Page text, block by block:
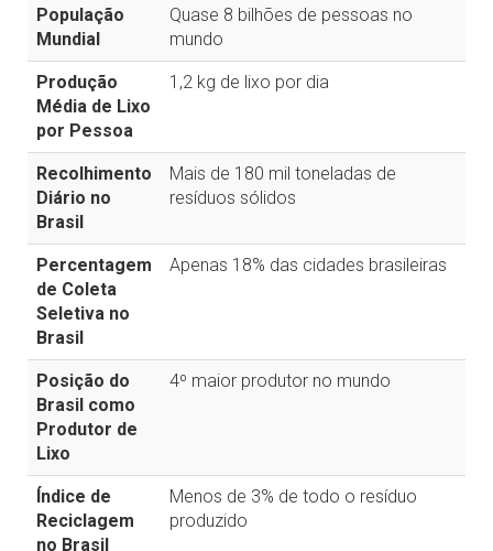
População
Mundial
Quase 8 bilhões de pessoas no
mundo
Produção
Média de Lixo
por Pessoa
1,2 kg de lixo por dia
Recolhimento
Diário no
Brasil
Mais de 180 mil toneladas de
resíduos sólidos
Percentagem
de Coleta
Seletiva no
Brasil
Apenas 18% das cidades brasileiras
Posição do
Brasil como
Produtor de
Lixo
4º maior produtor no mundo
Índice de
Reciclagem
no Brasil
Menos de 3% de todo o resíduo
produzido